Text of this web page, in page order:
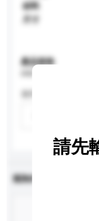
材料
產品規格
查詢內容
請先